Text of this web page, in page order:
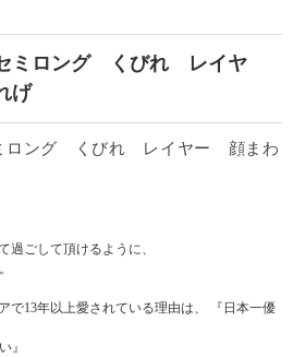
ミロング くびれ レイヤ
げ
ロング くびれ レイヤー 顔まわ
過ごして頂けるように、
ります。
で13年以上愛されている理由は、 『日本一優
い』